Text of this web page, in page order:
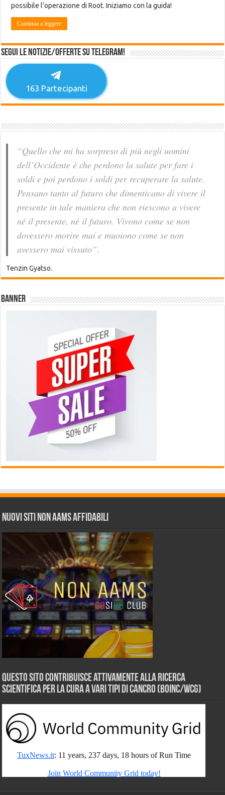
possibile l’operazione di Root. Iniziamo con la guida!
Continua a leggere
Segui le notizie/offerte su Telegram!
163 Partecipanti
“Quello che mi ha sorpreso di più negli uomini
dell’Occidente è che perdono la salute per fare i
soldi e poi perdono i soldi per recuperare la salute.
Pensano tanto al futuro che dimenticano di vivere il
presente in tale maniera che non riescono a vivere
né il presente, né il futuro. Vivono come se non
dovessero morire mai e muoiono come se non
avessero mai vissuto”.
Tenzin Gyatso.
Banner
Nuovi siti non AAMS affidabili
Questo sito contribuisce attivamente alla ricerca
scientifica per la cura a vari tipi di Cancro (BOINC/WCG)